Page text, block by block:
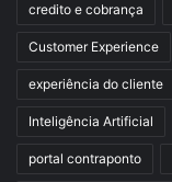
credito e cobrança
Customer Experience
experiência do cliente
Inteligência Artificial
portal contraponto